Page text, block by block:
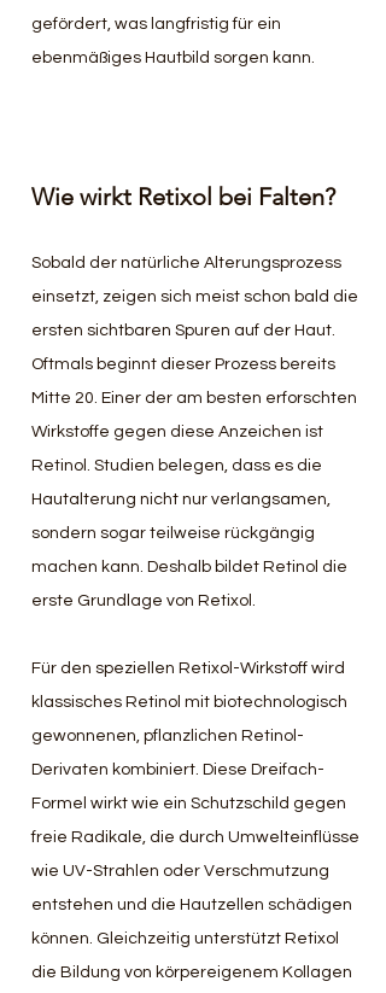
gefördert, was langfristig für ein
ebenmäßiges Hautbild sorgen kann.
Wie wirkt Retixol bei Falten?
Sobald der natürliche Alterungsprozess
einsetzt, zeigen sich meist schon bald die
ersten sichtbaren Spuren auf der Haut.
Oftmals beginnt dieser Prozess bereits
Mitte 20. Einer der am besten erforschten
Wirkstoffe gegen diese Anzeichen ist
Retinol. Studien belegen, dass es die
Hautalterung nicht nur verlangsamen,
sondern sogar teilweise rückgängig
machen kann. Deshalb bildet Retinol die
erste Grundlage von Retixol.
Für den speziellen Retixol-Wirkstoff wird
klassisches Retinol mit biotechnologisch
gewonnenen, pflanzlichen Retinol-
Derivaten kombiniert. Diese Dreifach-
Formel wirkt wie ein Schutzschild gegen
freie Radikale, die durch Umwelteinflüsse
wie UV-Strahlen oder Verschmutzung
entstehen und die Hautzellen schädigen
können. Gleichzeitig unterstützt Retixol
die Bildung von körpereigenem Kollagen